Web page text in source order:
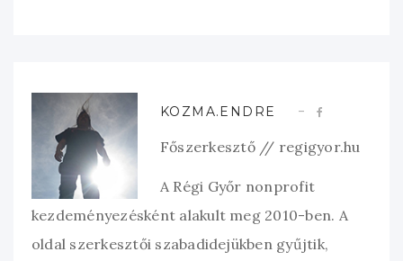
KOZMA.ENDRE
Főszerkesztő // regigyor.hu
A Régi Győr nonprofit
kezdeményezésként alakult meg 2010-ben. A
oldal szerkesztői szabadidejükben gyűjtik,